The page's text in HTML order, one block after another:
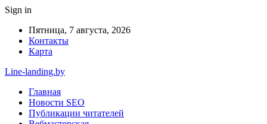
Sign in
Пятница, 7 августа, 2026
Контакты
Карта
Line-landing.by
Главная
Новости SEO
Публикации читателей